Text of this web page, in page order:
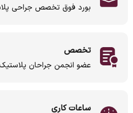
بورد فوق تخصص جراحی
تخصص
عضو انجمن جراحان پلاستیک
ساعات کاری